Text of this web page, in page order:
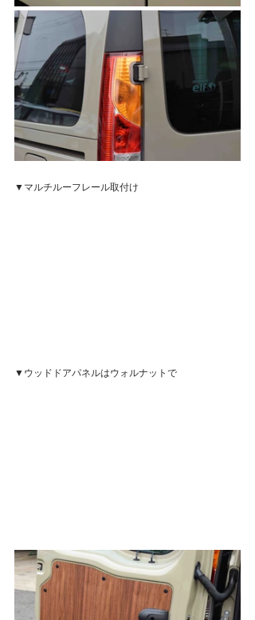
▼マルチルーフレール取付け
▼ウッドドアパネルはウォルナットで